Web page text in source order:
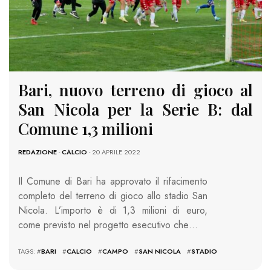
Bari, nuovo terreno di gioco al
San Nicola per la Serie B: dal
Comune 1,3 milioni
REDAZIONE-CALCIO - 20 APRILE 2022
Il Comune di Bari ha approvato il rifacimento
completo del terreno di gioco allo stadio San
Nicola. L’importo è di 1,3 milioni di euro,
come previsto nel progetto esecutivo che…
TAGS: #BARI #CALCIO #CAMPO #SAN NICOLA #STADIO